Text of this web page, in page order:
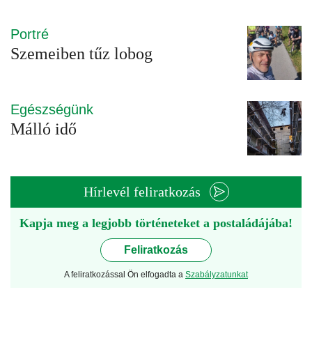
Portré
Szemeiben tűz lobog
Egészségünk
Málló idő
Hírlevél feliratkozás
Kapja meg a legjobb történeteket a postaládájába!
Feliratkozás
A feliratkozással Ön elfogadta a Szabályzatunkat